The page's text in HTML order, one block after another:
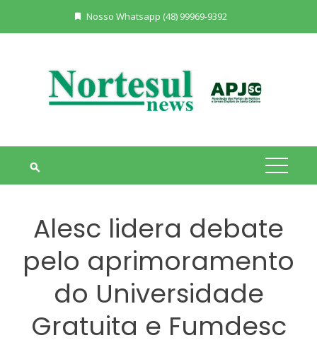
Nosso Whatsapp (48) 99969-9392
Alesc lidera debate
pelo aprimoramento
do Universidade
Gratuita e Fumdesc